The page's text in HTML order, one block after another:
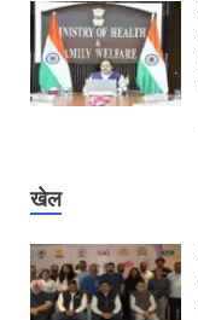
खेल